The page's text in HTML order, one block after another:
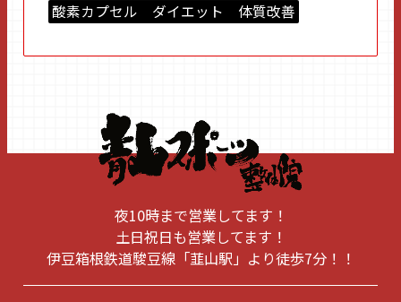
酸素カプセル ダイエット 体質改善
夜10時まで営業してます！
土日祝日も営業してます！
伊豆箱根鉄道駿豆線「韮山駅」より徒歩7分！！